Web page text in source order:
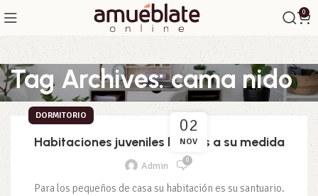
0
Tag Archives: cama nido
02
NOV
DORMITORIO
Habitaciones juveniles hechas a su medida
Admin 0
Para los pequeños de casa su habitación es su santuario.